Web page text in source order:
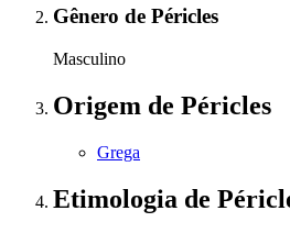
Gênero de Péricles
Masculino
Origem de Péricles
Grega
Etimologia de